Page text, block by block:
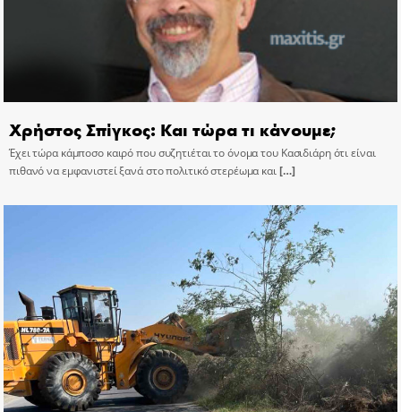
Χρήστος Σπίγκος: Και τώρα τι κάνουμε;
Έχει τώρα κάμποσο καιρό που συζητιέται το όνομα του Κασιδιάρη ότι είναι
πιθανό να εμφανιστεί ξανά στο πολιτικό στερέωμα και[…]